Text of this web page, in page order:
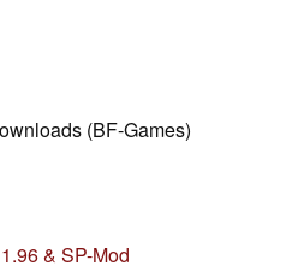
(BF-Games)
& SP-Mod